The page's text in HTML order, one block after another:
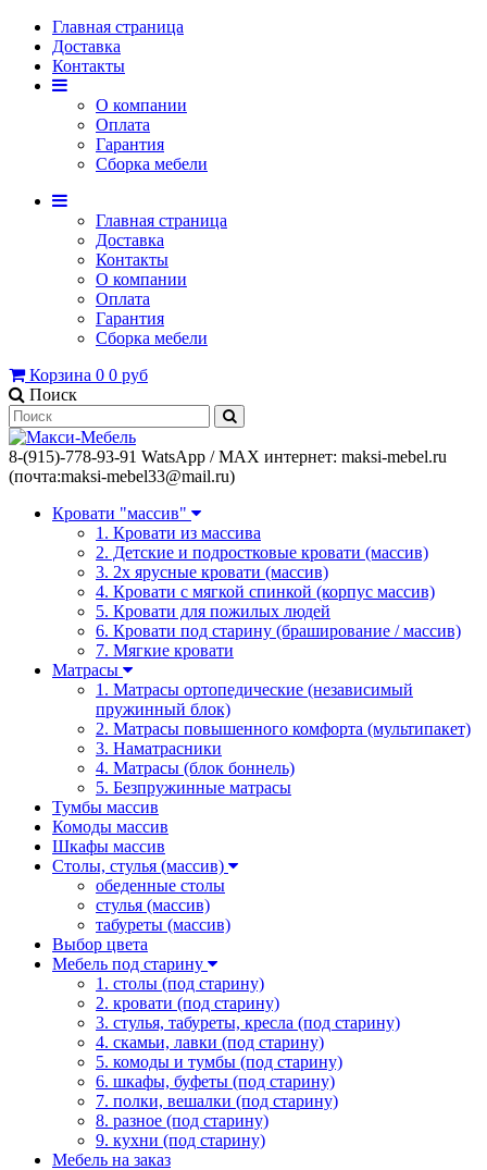
Главная страница
Доставка
Контакты
О компании
Оплата
Гарантия
Сборка мебели
Главная страница
Доставка
Контакты
О компании
Оплата
Гарантия
Сборка мебели
Корзина 0 0 руб
Поиск
8-(915)-778-93-91 WatsАpp / МАХ интернет: maksi-mebel.ru
(почта:maksi-mebel33@mail.ru)
Кровати "массив"
1. Кровати из массива
2. Детские и подростковые кровати (массив)
3. 2х ярусные кровати (массив)
4. Кровати с мягкой спинкой (корпус массив)
5. Кровати для пожилых людей
6. Кровати под старину (браширование / массив)
7. Мягкие кровати
Матрасы
1. Матрасы ортопедические (независимый
пружинный блок)
2. Матрасы повышенного комфорта (мультипакет)
3. Наматрасники
4. Матрасы (блок боннель)
5. Безпружинные матрасы
Тумбы массив
Комоды массив
Шкафы массив
Столы, стулья (массив)
обеденные столы
стулья (массив)
табуреты (массив)
Выбор цвета
Мебель под старину
1. столы (под старину)
2. кровати (под старину)
3. стулья, табуреты, кресла (под старину)
4. скамьи, лавки (под старину)
5. комоды и тумбы (под старину)
6. шкафы, буфеты (под старину)
7. полки, вешалки (под старину)
8. разное (под старину)
9. кухни (под старину)
Мебель на заказ